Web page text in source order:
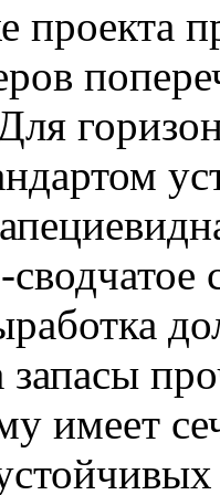
проекта
запасы
имеет